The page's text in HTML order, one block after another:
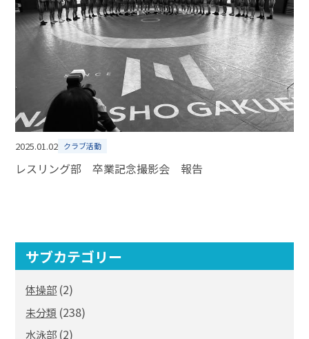
2025.01.02 クラブ活動
レスリング部 卒業記念撮影会 報告
サブカテゴリー
体操部 (2)
未分類 (238)
水泳部 (2)